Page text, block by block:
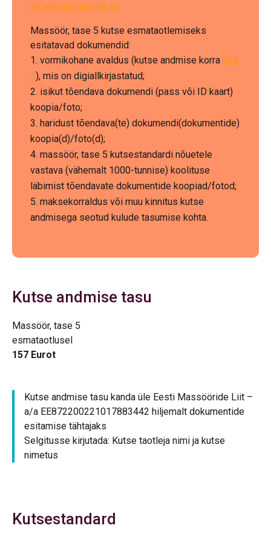
info@massaaziliit.ee
Massöör, tase 5 kutse esmataotlemiseks
esitatavad dokumendid:
vormikohane avaldus (kutse andmise korra lisa
1 ), mis on digiallkirjastatud;
isikut tõendava dokumendi (pass või ID kaart)
koopia/foto;
haridust tõendava(te) dokumendi(dokumentide)
koopia(d)/foto(d);
massöör, tase 5 kutsestandardi nõuetele
vastava (vähemalt 1000-tunnise) koolituse
läbimist tõendavate dokumentide koopiad/fotod;
maksekorraldus või muu kinnitus kutse
andmisega seotud kulude tasumise kohta.
Kutse andmise tasu
Massöör, tase 5
esmataotlusel
157 Eurot
Kutse andmise tasu kanda üle Eesti Massööride Liit –
a/a EE872200221017883442 hiljemalt dokumentide
esitamise tähtajaks
Selgitusse kirjutada: Kutse taotleja nimi ja kutse
nimetus
Kutsestandard